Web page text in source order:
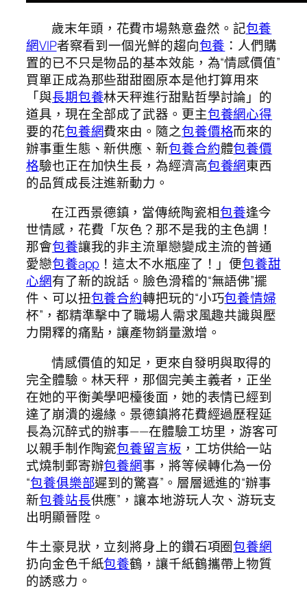
歲末年頭，花費市場熱意盎然。記包養
網VIP者察看到一個光鮮的趨向包養 ：人們購
置的已不只是物品的基本效能，為“情感價值”
買單正成為那些甜甜圈原本是他打算用來
「與長期包養林天秤進行甜點哲學討論」的
道具，現在全部成了武器。更主包養網心得
要的花包養網費來由。隨之包養價格而來的
辦事重生態、新供應、新包養合約體包養價
格驗也正在加快生長，為經濟高包養網東西
的品質成長注進新動力。
在江西景德鎮，當傳統陶瓷相包養逢今
世情感，花費「灰色？那不是我的主色調！
那會包養讓我的非主流單戀變成主流的普通
愛戀包養app ！這太不水瓶座了！」便包養甜
心網有了新的說話。臉色滑稽的“無語佛”擺
件、可以扭包養合約轉把玩的“小巧包養情婦
杯”，都精準擊中了職場人需求風趣共識與壓
力開釋的痛點，讓產物銷量激增。
情感價值的知足，更來自發明與取得的
完全體驗。林天秤，那個完美主義者，正坐
在她的平衡美學吧檯後面，她的表情已經到
達了崩潰的邊緣。景德鎮將花費經過歷程延
長為沉醉式的辦事——在體驗工坊里，游客可
以親手制作陶瓷包養留言板 ，工坊供給一站
式燒制郵寄辦包養網事，將等候轉化為一份
“包養俱樂部遲到的驚喜”。層層遞進的“辦事
新包養站長供應”，讓本地游玩人次、游玩支
出明顯晉陞。
牛土豪見狀，立刻將身上的鑽石項圈包養網
扔向金色千紙包養鶴，讓千紙鶴攜帶上物質
的誘惑力。